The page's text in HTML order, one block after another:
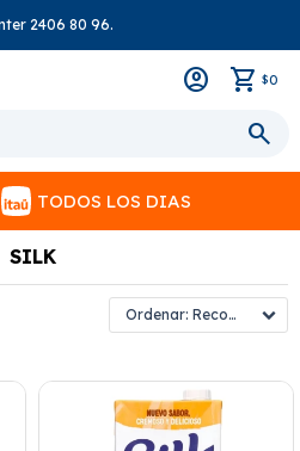
2406 80 96.
$0
TODOS LOS DIAS
SILK
Recomendados